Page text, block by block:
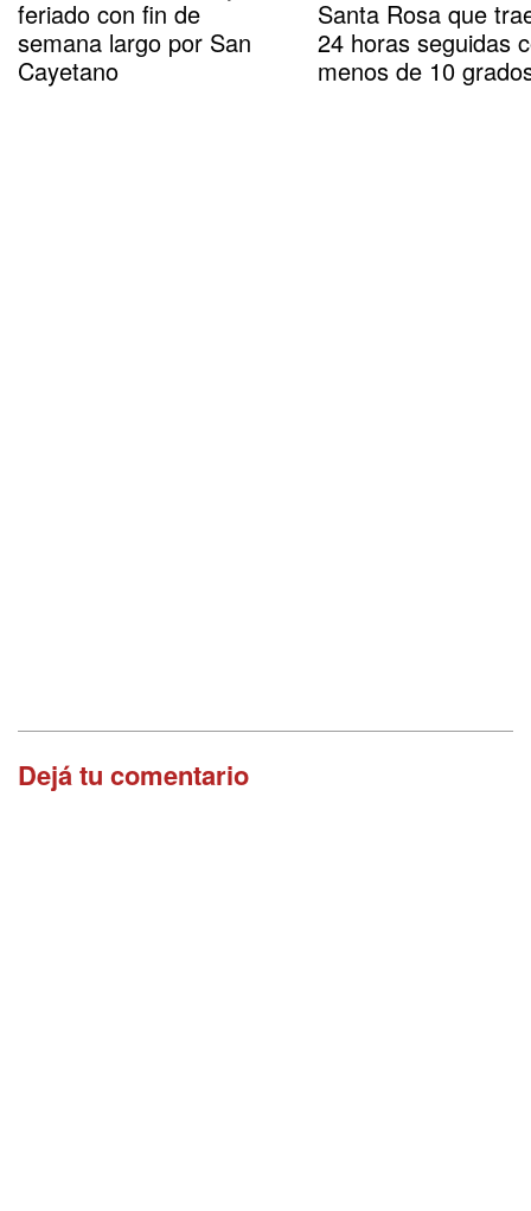
feriado con fin de
semana largo por San
Cayetano
Santa Rosa que
24 horas seguidas
menos de 10
Dejá tu comentario